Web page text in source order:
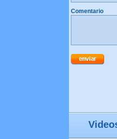
Comentario